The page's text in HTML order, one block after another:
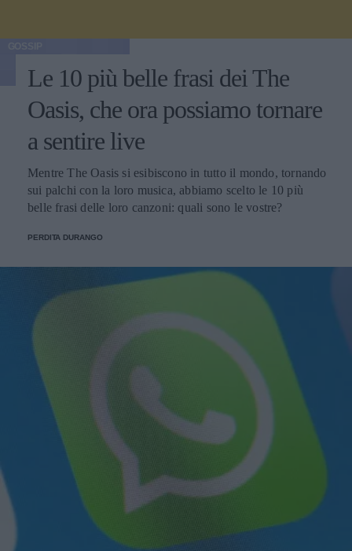
Le 10 più belle frasi dei The
Oasis, che ora possiamo tornare
a sentire live
Mentre The Oasis si esibiscono in tutto il mondo, tornando
sui palchi con la loro musica, abbiamo scelto le 10 più
belle frasi delle loro canzoni: quali sono le vostre?
PERDITA DURANGO